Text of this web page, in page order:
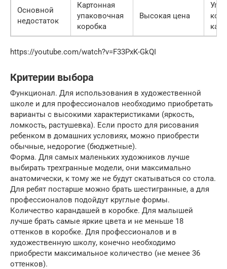
Основной
недостаток
Картонная
упаковочная
коробка
Высокая цена
https://youtube.com/watch?v=F33PxK-GkQI
Критерии выбора
Функционал. Для использования в художественной
школе и для профессионалов необходимо приобретать
варианты с высокими характеристиками (яркость,
ломкость, растушевка). Если просто для рисования
ребенком в домашних условиях, можно приобрести
обычные, недорогие (бюджетные).
Форма. Для самых маленьких художников лучше
выбирать трехгранные модели, они максимально
анатомически, к тому же не будут скатываться со стола.
Для ребят постарше можно брать шестигранные, а для
профессионалов подойдут круглые формы.
Количество карандашей в коробке. Для малышей
лучше брать самые яркие цвета и не меньше 18
оттенков в коробке. Для профессионалов и в
художественную школу, конечно необходимо
приобрести максимальное количество (не менее 36
оттенков).